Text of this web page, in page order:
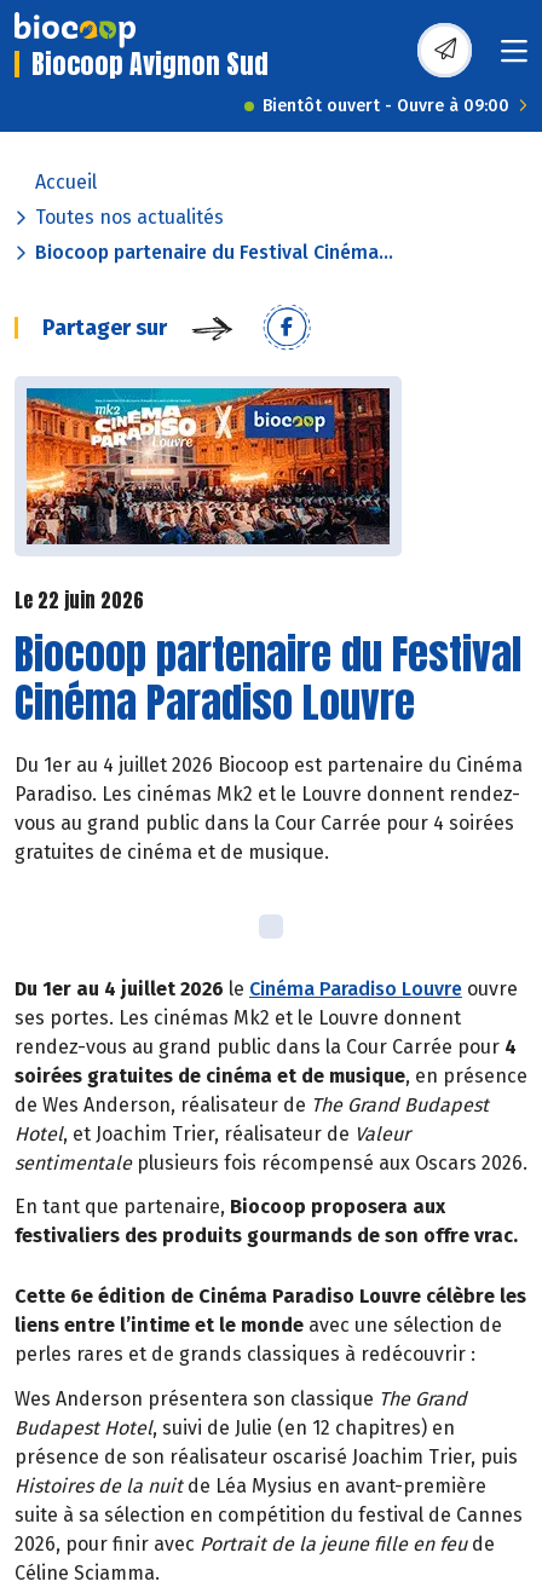
Biocoop Avignon Sud
Bientôt ouvert - Ouvre à 09:00
Accueil
Toutes nos actualités
Biocoop partenaire du Festival Cinéma...
Partager sur
Le 22 juin 2026
Biocoop partenaire du Festival
Cinéma Paradiso Louvre
Du 1er au 4 juillet 2026 Biocoop est partenaire du Cinéma
Paradiso. Les cinémas Mk2 et le Louvre donnent rendez-
vous au grand public dans la Cour Carrée pour 4 soirées
gratuites de cinéma et de musique.
Du 1er au 4 juillet 2026 le Cinéma Paradiso Louvre ouvre
ses portes. Les cinémas Mk2 et le Louvre donnent
rendez-vous au grand public dans la Cour Carrée pour 4
soirées gratuites de cinéma et de musique, en présence
de Wes Anderson, réalisateur de The Grand Budapest
Hotel, et Joachim Trier, réalisateur de Valeur
sentimentaleplusieurs fois récompensé aux Oscars 2026.
En tant que partenaire, Biocoop proposera aux
festivaliers des produits gourmands de son offre vrac.
Cette 6e édition de Cinéma Paradiso Louvre célèbre les
liens entre l’intime et le monde avec une sélection de
perles rares et de grands classiques à redécouvrir :
Wes Anderson présentera son classique The Grand
Budapest Hotel, suivi de Julie (en 12 chapitres) en
présence de son réalisateur oscarisé Joachim Trier, puis
Histoires de la nuitde Léa Mysius en avant-première
suite à sa sélection en compétition du festival de Cannes
2026, pour finir avec Portrait de la jeune fille en feude
Céline Sciamma.